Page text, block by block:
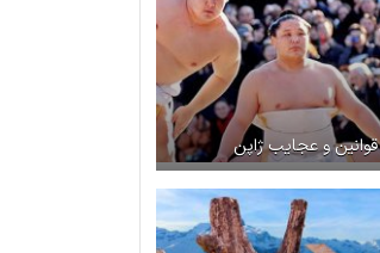
قوانین و عجایب ژاپن